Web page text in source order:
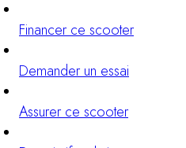
Financer ce scooter
Demander un essai
Assurer ce scooter